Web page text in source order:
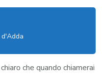
che quando chiamerai